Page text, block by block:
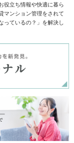
役立ち情報や快適に暮ら
マンション管理をされて
っているの？」を解決し